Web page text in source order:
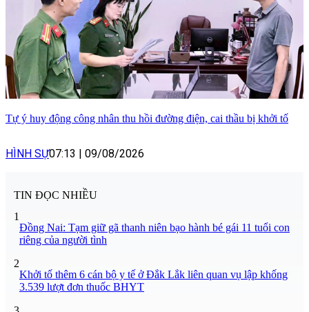
Tự ý huy động công nhân thu hồi đường điện, cai thầu bị khởi tố
HÌNH SỰ07:13 | 09/08/2026
TIN ĐỌC NHIỀU
1
Đồng Nai: Tạm giữ gã thanh niên bạo hành bé gái 11 tuổi con
riêng của người tình
2
Khởi tố thêm 6 cán bộ y tế ở Đắk Lắk liên quan vụ lập khống
3.539 lượt đơn thuốc BHYT